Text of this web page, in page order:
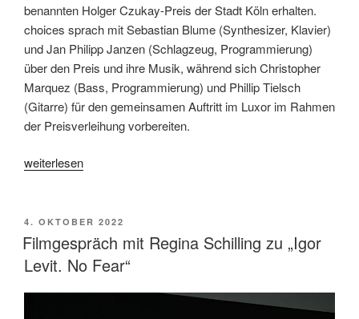
benannten Holger Czukay-Preis der Stadt Köln erhalten.
choices sprach mit Sebastian Blume (Synthesizer, Klavier)
und Jan Philipp Janzen (Schlagzeug, Programmierung)
über den Preis und ihre Musik, während sich Christopher
Marquez (Bass, Programmierung) und Phillip Tielsch
(Gitarre) für den gemeinsamen Auftritt im Luxor im Rahmen
der Preisverleihung vorbereiten.
„Von
machen
Musik
für
Leute
wie
weiterlesen
VERÖFFENTLICHT
AM
4. OKTOBER 2022
Filmgespräch mit Regina Schilling zu „Igor
Levit. No Fear“